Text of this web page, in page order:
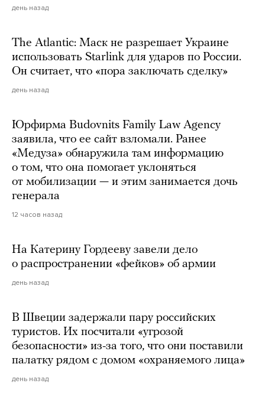
день назад
The Atlantic: Маск не разрешает Украине
использовать Starlink для ударов по России.
Он считает, что «пора заключать сделку»
день назад
Юрфирма Budovnits Family Law Agency
заявила, что ее сайт взломали. Ранее
«Медуза» обнаружила там информацию
о том, что она помогает уклоняться
от мобилизации — и этим занимается дочь
генерала
12 часов назад
На Катерину Гордееву завели дело
о распространении «фейков» об армии
день назад
В Швеции задержали пару российских
туристов. Их посчитали «угрозой
безопасности» из-за того, что они поставили
палатку рядом с домом «охраняемого лица»
день назад